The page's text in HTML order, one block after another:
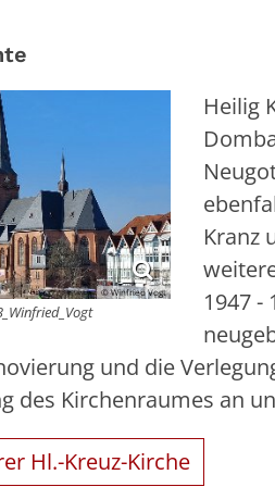
© Winfried Vogt
Heilig
Kranz
1947 -
und die
des Kirchenraumes an
Hl.-Kreuz-Kirche